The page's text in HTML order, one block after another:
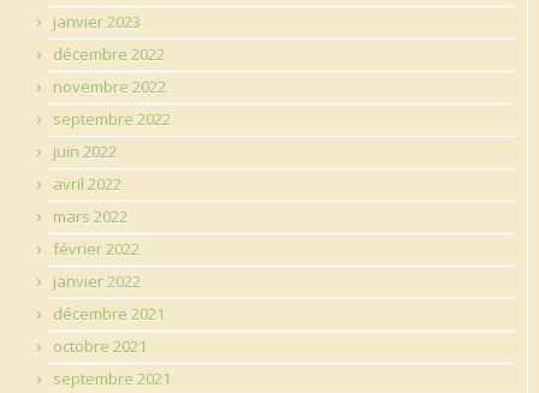
janvier 2023
décembre 2022
novembre 2022
septembre 2022
juin 2022
avril 2022
mars 2022
février 2022
janvier 2022
décembre 2021
octobre 2021
septembre 2021